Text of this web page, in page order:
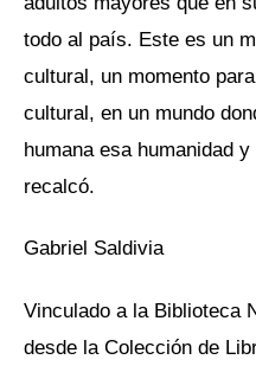
todo al país. Este es un
cultural, un momento
cultural, en un mundo
humana esa humanidad
recalcó.
Gabriel Saldivia
Vinculado a la Biblioteca
desde la Colección de